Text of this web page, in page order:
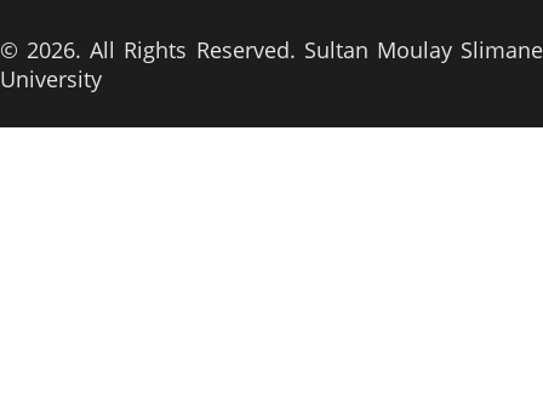
© 2026. All Rights Reserved. Sultan Moulay Slimane
University